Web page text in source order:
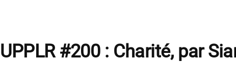
UPPLR #200 : Charité, par